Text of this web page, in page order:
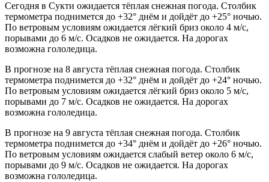
Сегодня в Сукти ожидается тёплая снежная погода. Столбик
термометра поднимется до +32° днём и дойдёт до +25° ночью.
По ветровым условиям ожидается лёгкий бриз около 4 м/с,
порывами до 6 м/с. Осадков не ожидается. На дорогах
возможна гололедица.
В прогнозе на 8 августа тёплая снежная погода. Столбик
термометра поднимется до +32° днём и дойдёт до +24° ночью.
По ветровым условиям ожидается лёгкий бриз около 5 м/с,
порывами до 7 м/с. Осадков не ожидается. На дорогах
возможна гололедица.
В прогнозе на 9 августа тёплая снежная погода. Столбик
термометра поднимется до +34° днём и дойдёт до +26° ночью.
По ветровым условиям ожидается слабый ветер около 6 м/с,
порывами до 9 м/с. Осадков не ожидается. На дорогах
возможна гололедица.